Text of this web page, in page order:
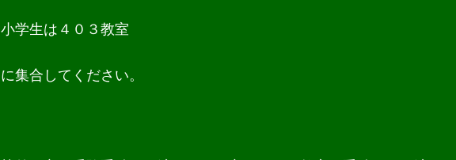
小学生は４０３教室
に集合してください。